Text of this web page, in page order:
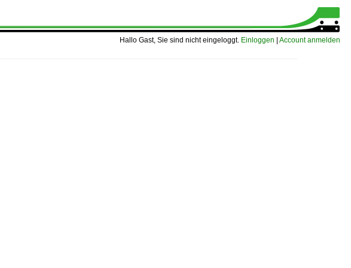
Hallo Gast, Sie sind nicht eingeloggt. Einloggen Account anmelden